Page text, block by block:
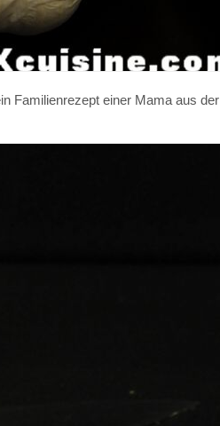
Familienrezept einer Mama aus der